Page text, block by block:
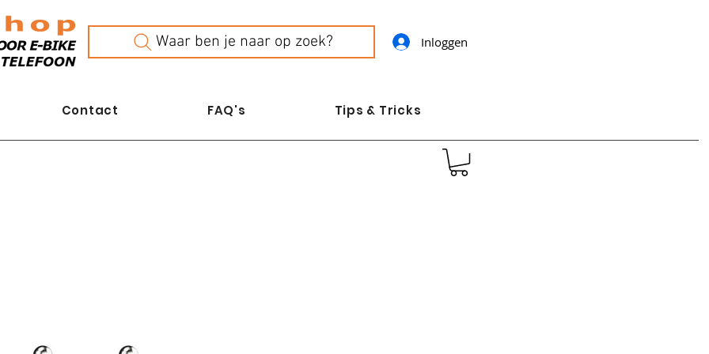
Waar ben je naar op zoek? Inloggen
Contact FAQ's Tips & Tricks